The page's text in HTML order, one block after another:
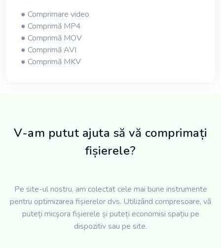
● Comprimare video
● Comprimă MP4
● Comprimă MOV
● Comprimă AVI
● Comprimă MKV
V-am putut ajuta să vă comprimați
fișierele?
Pe site-ul nostru, am colectat cele mai bune instrumente
pentru optimizarea fișierelor dvs. Utilizând compresoare, vă
puteți micșora fișierele și puteți economisi spațiu pe
dispozitiv sau pe site.